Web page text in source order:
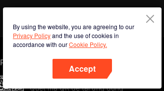
By using the website, you are agreeing to our
Privacy Policyand the use of cookies in
accordance with ourCookie Policy.
Accept
Phone
Quét mã QR để tải ứng dụng